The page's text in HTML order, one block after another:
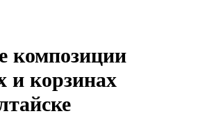
композиции
и корзинах